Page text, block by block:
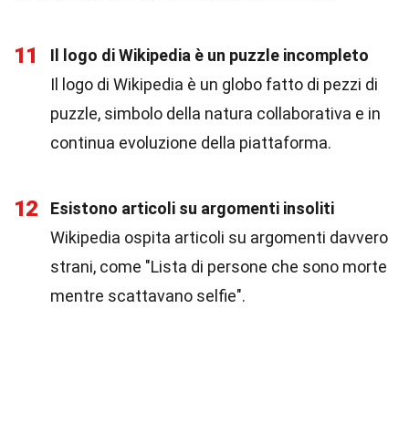
11
Il logo di Wikipedia è un puzzle incompleto
Il logo di Wikipedia è un globo fatto di pezzi di
puzzle, simbolo della natura collaborativa e in
continua evoluzione della piattaforma.
12
Esistono articoli su argomenti insoliti
Wikipedia ospita articoli su argomenti davvero
strani, come "Lista di persone che sono morte
mentre scattavano selfie".